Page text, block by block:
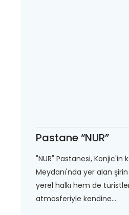
Pastane “NUR”
"NUR" Pastanesi, Konjic'in
Meydanı'nda yer alan
yerel halkı hem de
atmosferiyle kendine...